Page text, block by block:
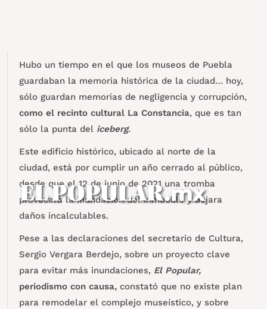
Hubo un tiempo en el que los museos de Puebla
guardaban la memoria histórica de la ciudad… hoy,
sólo guardan memorias de negligencia y corrupción,
como el recinto cultural La Constancia, que es tan
sólo la punta del iceberg.
Este edificio histórico, ubicado al norte de la
ciudad, está por cumplir un año cerrado al público,
desde que el 12 de junio de 2021 una tromba
provocara la inundación del inmueble y dejara
daños incalculables.
Pese a las declaraciones del secretario de Cultura,
Sergio Vergara Berdejo, sobre un proyecto clave
para evitar más inundaciones, El Popular,
periodismo con causa, constató que no existe plan
para remodelar el complejo museístico, y sobre